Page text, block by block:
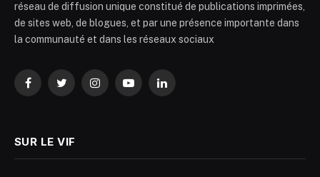
réseau de diffusion unique constitué de publications imprimées,
de sites web, de blogues, et par une présence importante dans
la communauté et dans les réseaux sociaux
FacebookTwitterInstagramYouTubeLinkedIn
SUR LE VIF